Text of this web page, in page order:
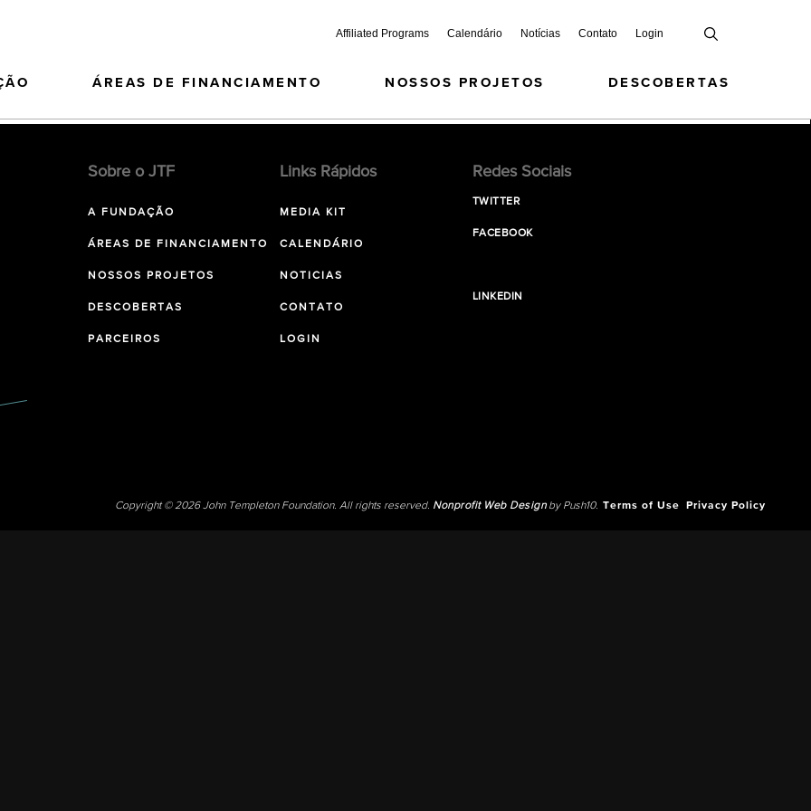
Affiliated Programs Calendário Notícias Contato Login
ÁREAS DE FINANCIAMENTO NOSSOS PROJETOS DESCOBERTAS
Sobre o JTF
A FUNDAÇÃO
ÁREAS DE FINANCIAMENTO
NOSSOS PROJETOS
DESCOBERTAS
PARCEIROS
Links Rápidos
MEDIA KIT
CALENDÁRIO
NOTICIAS
CONTATO
LOGIN
Redes Sociais
TWITTER
FACEBOOK
LINKEDIN
Copyright © 2026 John Templeton Foundation. All rights reserved. Nonprofit Web Designby Push10. Terms of Use Privacy Policy